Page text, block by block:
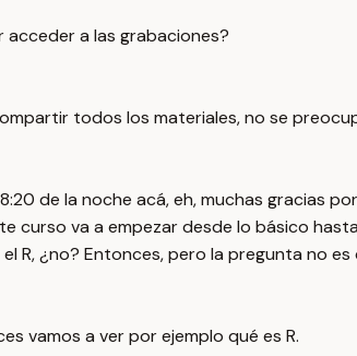
acceder a las grabaciones?
todos los materiales, no se
de la noche acá, eh, muchas gracias
va a empezar desde lo básico
R, ¿no? Entonces, pero la pregunta no es
vamos a ver por ejemplo qué es R.